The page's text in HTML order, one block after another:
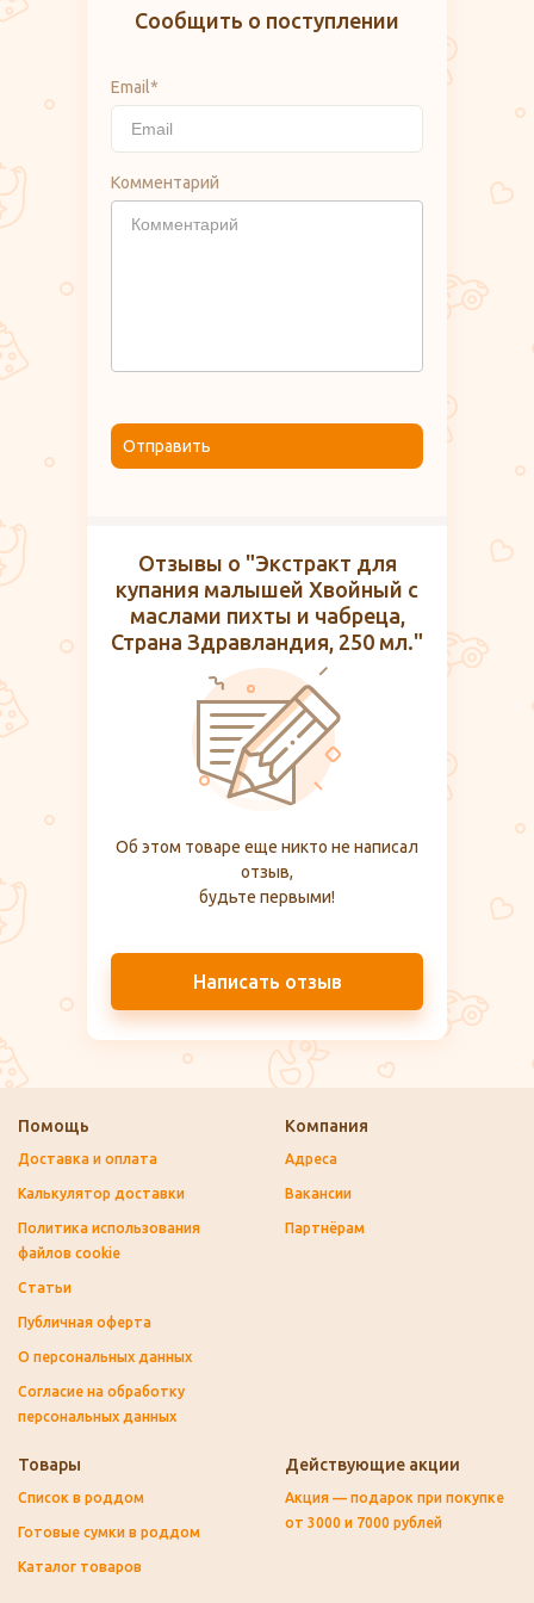
Сообщить о поступлении
Email*
Комментарий
Отправить
Отзывы о "Экстракт для
купания малышей Хвойный с
маслами пихты и чабреца,
Страна Здравландия, 250 мл."
Об этом товаре еще никто не написал
отзыв,
будьте первыми!
Написать отзыв
Помощь
Доставка и оплата
Калькулятор доставки
Политика использования
файлов cookie
Статьи
Публичная оферта
О персональных данных
Согласие на обработку
персональных данных
Компания
Адреса
Вакансии
Партнёрам
Товары
Список в роддом
Готовые сумки в роддом
Каталог товаров
Действующие акции
Акция — подарок при покупке
от 3000 и 7000 рублей